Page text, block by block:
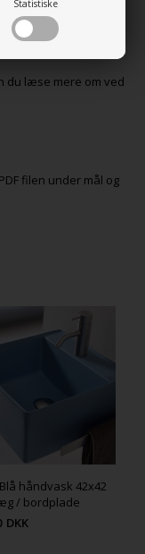
Statistiske
lille farveforskel på
du læse mere om ved
filen under mål og
Blå håndvask 42x42
/ bordplade
DKK